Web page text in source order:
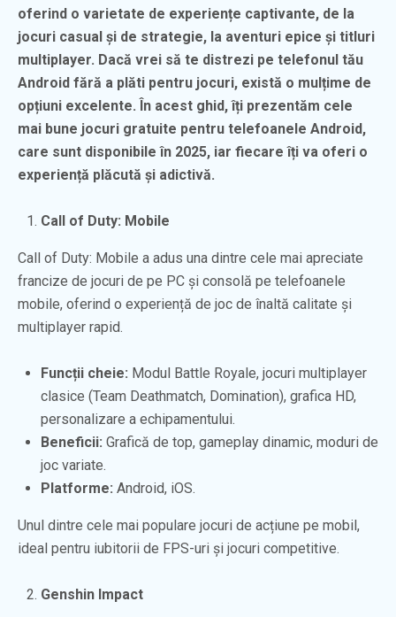
oferind o varietate de experiențe captivante, de la
jocuri casual și de strategie, la aventuri epice și titluri
multiplayer. Dacă vrei să te distrezi pe telefonul tău
Android fără a plăti pentru jocuri, există o mulțime de
opțiuni excelente. În acest ghid, îți prezentăm cele
mai bune jocuri gratuite pentru telefoanele Android,
care sunt disponibile în 2025, iar fiecare îți va oferi o
experiență plăcută și adictivă.
Call of Duty: Mobile
Call of Duty: Mobile a adus una dintre cele mai apreciate
francize de jocuri de pe PC și consolă pe telefoanele
mobile, oferind o experiență de joc de înaltă calitate și
multiplayer rapid.
Funcții cheie: Modul Battle Royale, jocuri multiplayer
clasice (Team Deathmatch, Domination), grafica HD,
personalizare a echipamentului.
Beneficii: Grafică de top, gameplay dinamic, moduri de
joc variate.
Platforme: Android, iOS.
Unul dintre cele mai populare jocuri de acțiune pe mobil,
ideal pentru iubitorii de FPS-uri și jocuri competitive.
Genshin Impact